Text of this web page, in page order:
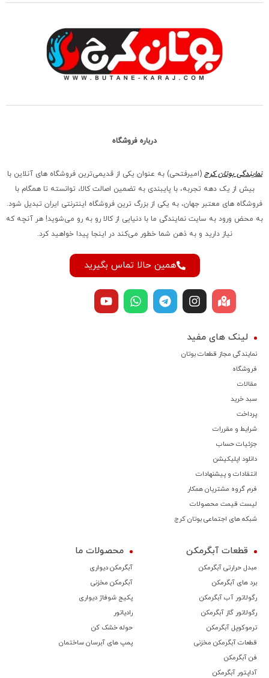
درباره فروشگاه
نمایندگی بوتان کرج (امیرفتحی) به عنوان یکی از قدیمی‌ترین فروشگاه های آنلاین با
بیش از یک دهه تجربه، با پایبندی به تضمین اصالت کالا، توانسته تا همگام با
فروشگاه‌ های معتبر جهان، به یکی از بزرگ‌ ترین فروشگاه اینترنتی ایران تبدیل شود.
به محض ورود به سایت نمایندگی ما با دنیایی از کالا رو به رو می‌شوید! هر آنچه که
نیاز دارید و به ذهن شما خطور می‌کند در اینجا پیدا خواهید کرد.
همین حالا تماس بگیرید
لینک های مفید
نمایندگی مجاز قطعات بوتان
فروشگاه
مقالات
سبد خرید
پرداخت
شرایط و مقررات
جزئیات حساب
دانلود اپلیکیشن
انتقادات و پیشنهادات
فرم گروه مشتریان همکار
لیست قیمت محصولات
شبکه های اجتماعی بوتان کرج
قطعات آبگرمکن
مبدل حرارتی آبگرمکن
برد های آبگرمکن
رگولاتور آب آبگرمکن
رگولاتور گاز آبگرمکن
ترموكوپل آبگرمکن
قطعات آبگرمکن مخزنی
فن آبگرمکن
آداپتور آبگرمکن
محصولات ما
آبگرمکن دیواری
آبگرمکن مخزنی
پکیج شوفاژ دیواری
رادیاتور
حوله خشک کن
پمپ های آبرسان ساختمان